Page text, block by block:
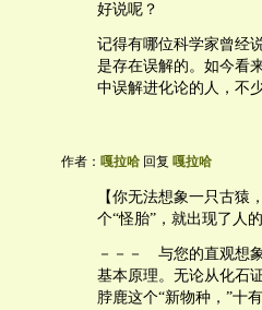
好说呢？
记得有哪位科学家曾经
是存在误解的。如今看
中误解进化论的人，不
作者： 嘎拉哈 回复 嘎拉哈
【你无法想象一只古猿
个“怪胎”，就出现了人
－－－ 与您的直观想
基本原理。无论从化石
脖鹿这个“新物种，”十